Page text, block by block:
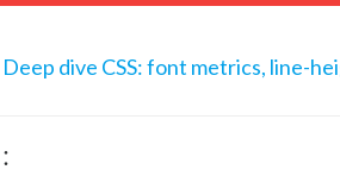
Deep dive CSS: font metrics, line-
：